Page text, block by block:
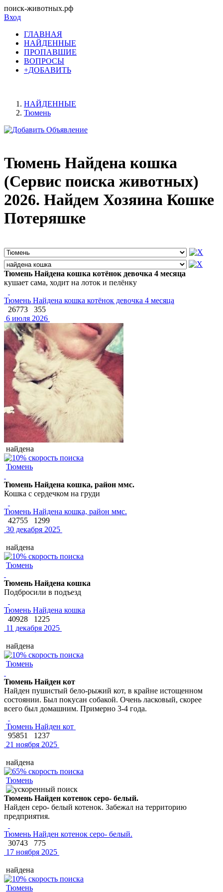
поиск-животных.рф
Вход
ГЛАВНАЯ
НАЙДЕННЫЕ
ПРОПАВШИЕ
ВОПРОСЫ
+ДОБАВИТЬ
НАЙДЕННЫЕ
Тюмень
Тюмень Найдена кошка
(Сервис поиска животных)
2026. Найдем Хозяина Кошке
Потеряшке
Тюмень Найдена кошка котёнок девочка 4 месяца
кушает сама, ходит на лоток и пелёнку
Тюмень Найдена кошка котёнок девочка 4 месяца
26773
355
6 июля 2026
найдена
Тюмень
Тюмень Найдена кошка, район ммс.
Кошка с сердечком на груди
Тюмень Найдена кошка, район ммс.
42755
1299
30 декабря 2025
найдена
Тюмень
Тюмень Найдена кошка
Подбросили в подъезд
Тюмень Найдена кошка
40928
1225
11 декабря 2025
найдена
Тюмень
Тюмень Найден кот
Найден пушистый бело-рыжий кот, в крайне истощенном
состоянии. Был покусан собакой. Очень ласковый, скорее
всего был домашним. Примерно 3-4 года.
Тюмень Найден кот
95851
1237
21 ноября 2025
найдена
Тюмень
Тюмень Найден котенок серо- белый.
Найден серо- белый котенок. Забежал на территорию
предприятия.
Тюмень Найден котенок серо- белый.
30743
775
17 ноября 2025
найдена
Тюмень